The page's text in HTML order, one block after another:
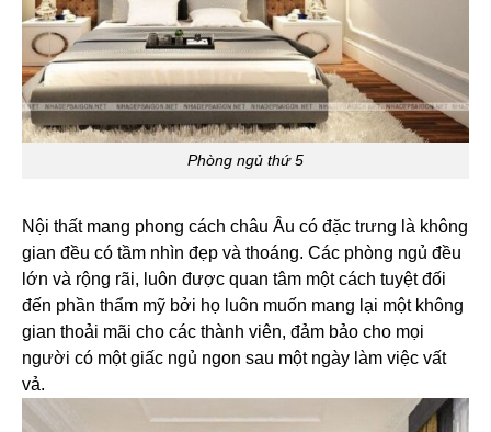
Phòng ngủ thứ 5
Nội thất mang phong cách châu Âu có đặc trưng là không
gian đều có tầm nhìn đẹp và thoáng. Các phòng ngủ đều
lớn và rộng rãi, luôn được quan tâm một cách tuyệt đối
đến phần thẩm mỹ bởi họ luôn muốn mang lại một không
gian thoải mãi cho các thành viên, đảm bảo cho mọi
người có một giấc ngủ ngon sau một ngày làm việc vất
vả.